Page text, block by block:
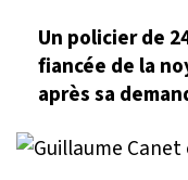
Un policier de
fiancée de la
après sa